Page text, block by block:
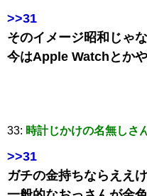
>>31
そのイメージ昭和じゃ
今はApple Watchとか
33: 時計じかけの名無しさ
>>31
ガチの金持ちならええ